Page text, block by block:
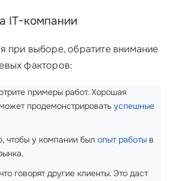
IT-компании
при выборе, обратите внимание
факторов:
примеры работ. Хорошая
продемонстрировать успешные
чтобы у компании был опыт работы в
говорят другие клиенты. Это даст